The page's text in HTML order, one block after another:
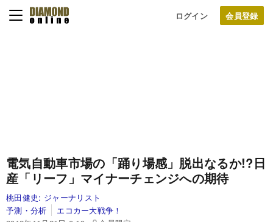
ログイン
電気自動車市場の「踊り場感」脱出なるか!?日
産「リーフ」マイナーチェンジへの期待
桃田健史: ジャーナリスト
予測・分析
エコカー大戦争！